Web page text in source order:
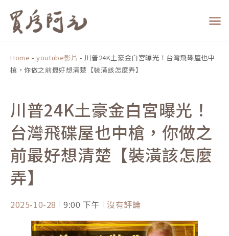
Home -youtube影片 - 川普24K土豪金白宮曝光！台灣飛碟屋也中
槍，你做之前最好想清楚【裝潢該怎麼弄】
川普24K土豪金白宮曝光！
台灣飛碟屋也中槍，你做之
前最好想清楚【裝潢該怎麼
弄】
2025-10-28 9:00 下午 沒有評論